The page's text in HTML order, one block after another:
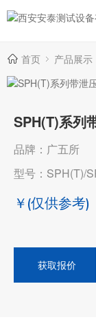
首页 产品展示
SPH(T)系列
品牌：广五所
型号：SPH(T)/
￥ (仅供参考)
获取报价